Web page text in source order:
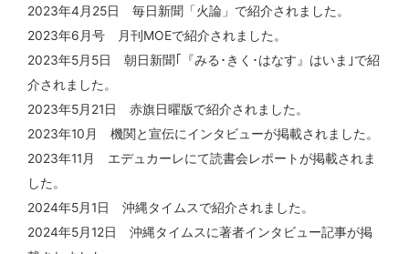
2023年4月25日 毎日新聞「火論」で紹介されました。
2023年6月号 月刊MOEで紹介されました。
2023年5月5日 朝日新聞｢『みる･きく･はなす』はいま｣で紹
介されました。
2023年5月21日 赤旗日曜版で紹介されました。
2023年10月 機関と宣伝にインタビューが掲載されました。
2023年11月 エデュカーレにて読書会レポートが掲載されま
した。
2024年5月1日 沖縄タイムスで紹介されました。
2024年5月12日 沖縄タイムスに著者インタビュー記事が掲